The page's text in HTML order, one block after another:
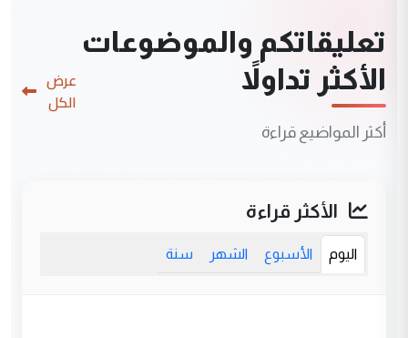
تعليقاتكم والموضوعات
الأكثر تداولاً
أكثر المواضيع قراءة
عرض
الكل
الأكثر قراءة
اليوم الأسبوع الشهر سنة